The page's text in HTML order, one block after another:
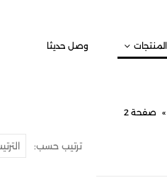
المنتجات وصل حديثا
» صفحة 2
ترتيب حسب: